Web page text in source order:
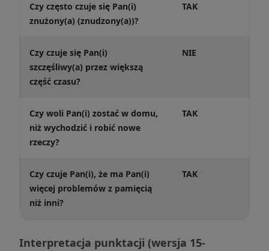
Czy często czuje się Pan(i)
znużony(a) (znudzony(a))?
TAK
Czy czuje się Pan(i)
szczęśliwy(a) przez większą
część czasu?
NIE
Czy woli Pan(i) zostać w domu,
niż wychodzić i robić nowe
rzeczy?
TAK
Czy czuje Pan(i), że ma Pan(i)
więcej problemów z pamięcią
niż inni?
TAK
Interpretacja punktacji (wersja 15-